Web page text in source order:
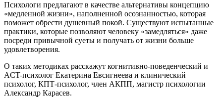
Психологи предлагают в качестве альтернативы концепцию
«медленной жизни», наполненной осознанностью, которая
поможет обрести душевный покой. Существуют испытанные
практики, которые позволяют человеку «замедляться» даже
посреди привычной суеты и получать от жизни больше
удовлетворения.
О таких методиках расскажут когнитивно-поведенческий и
ACT-психолог Екатерина Евсигнеева и клинический
психолог, КПТ-психолог, член АКПП, магистр психологии
Александр Карасев.